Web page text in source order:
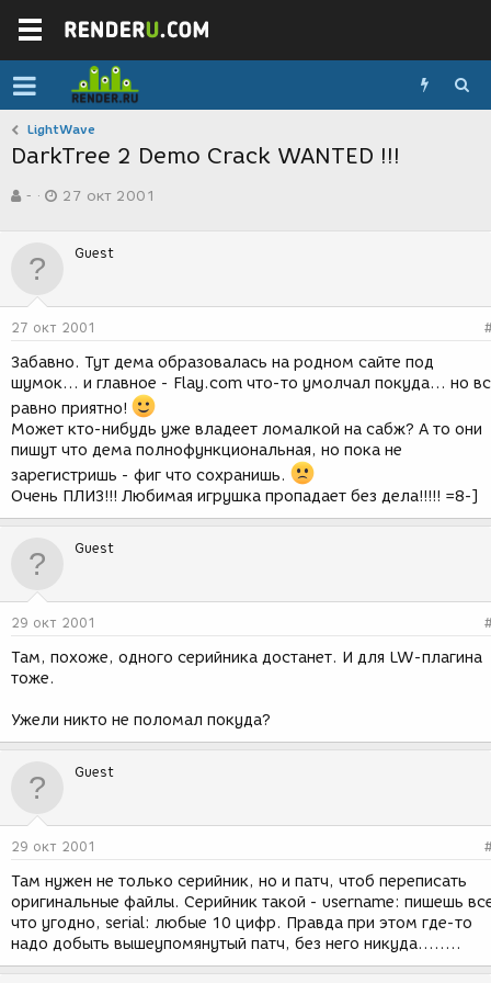
LightWave
DarkTree 2 Demo Crack WANTED !!!
в
р
м
-
а
д
н
и
27 окт 2001
Guest
27 окт 2001
Забавно. Тут дема образовалась на родном сайте под
шумок... и главное - Flay.com что-то умолчал покуда... но
равно приятно!
Может кто-нибудь уже владеет ломалкой на сабж? А то они
пишут что дема полнофункциональная, но пока не
зарегистришь - фиг что сохранишь.
Очень ПЛИЗ!!! Любимая игрушка пропадает без дела!!!!! =8-]
Guest
29 окт 2001
Там, похоже, одного серийника достанет. И для LW-плагина
тоже.
Ужели никто не поломал покуда?
Guest
29 окт 2001
Там нужен не только серийник, но и патч, чтоб переписать
оригинальные файлы. Серийник такой - username: пишешь
что угодно, serial: любые 10 цифр. Правда при этом где-то
надо добыть вышеупомянутый патч, без него никуда........